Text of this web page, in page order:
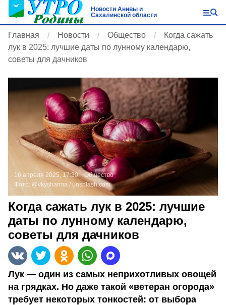
Новости Анивы и
Сахалинской области
Главная Новости Общество
Когда сажать
лук в 2025: лучшие даты по лунному календарю,
советы для дачников
16 апреля 2025, 17:30
Общество
Фото: @vkysharma / unsplash.com
Когда сажать лук в 2025: лучшие
даты по лунному календарю,
советы для дачников
Лук — один из самых неприхотливых овощей
на грядках. Но даже такой «ветеран огорода»
требует некоторых тонкостей: от выбора